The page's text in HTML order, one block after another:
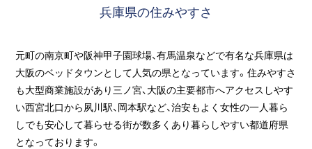
兵庫県の住みやすさ
元町の南京町や阪神甲子園球場、有馬温泉などで有名な兵庫県は
大阪のベッドタウンとして人気の県となっています。住みやすさ
も大型商業施設があり三ノ宮、大阪の主要都市へアクセスしやす
い西宮北口から夙川駅、岡本駅など、治安もよく女性の一人暮ら
しでも安心して暮らせる街が数多くあり暮らしやすい都道府県
となっております。